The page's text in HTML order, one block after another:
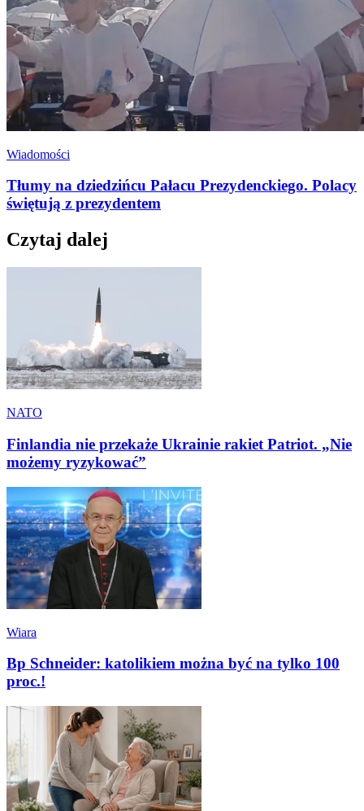
Wiadomości
Tłumy na dziedzińcu Pałacu Prezydenckiego. Polacy
świętują z prezydentem
Czytaj dalej
NATO
Finlandia nie przekaże Ukrainie rakiet Patriot. „Nie
możemy ryzykować”
Wiara
Bp Schneider: katolikiem można być na tylko 100
proc.!